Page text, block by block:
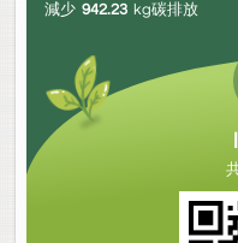
減少 942.23 kg碳排放